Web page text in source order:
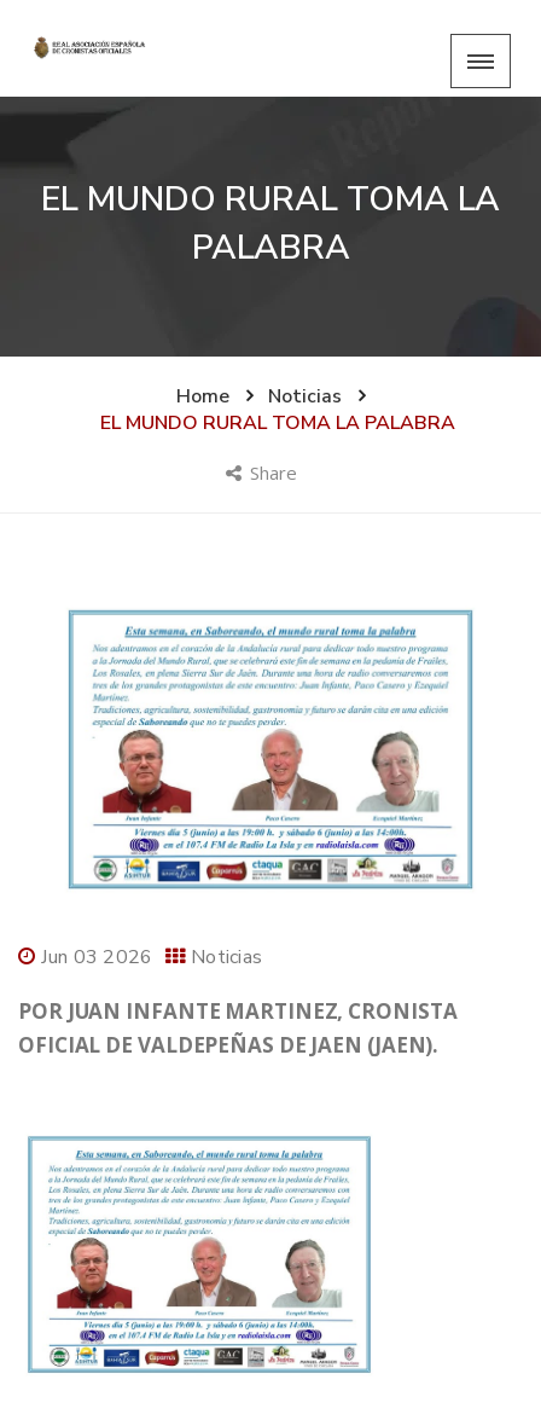
EL MUNDO RURAL TOMA LA
PALABRA
Home
Noticias
EL MUNDO RURAL TOMA LA PALABRA
Share
Jun 03 2026 Noticias
POR JUAN INFANTE MARTINEZ, CRONISTA
OFICIAL DE VALDEPEÑAS DE JAEN (JAEN).